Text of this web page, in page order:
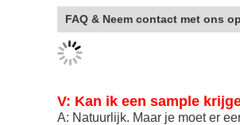
FAQ & Neem contact met ons op
V: Kan ik een sample
A: Natuurlijk. Maar je moet er